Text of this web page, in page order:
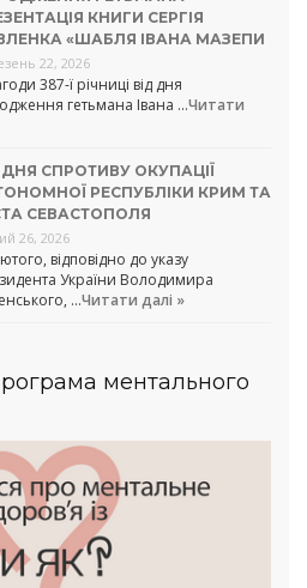
КНИГИ СЕРГІЯ
«ШАБЛЯ ІВАНА МАЗЕПИ
22, 2026
387-ї річниці від дня
гетьмана Івана …Читати
СПРОТИВУ ОКУПАЦІЇ
РЕСПУБЛІКИ КРИМ ТА
СЕВАСТОПОЛЯ
26, 2026
відповідно до указу
України Володимира
…Читати далі »
ментального